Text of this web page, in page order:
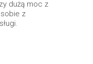
dużą moc z
z